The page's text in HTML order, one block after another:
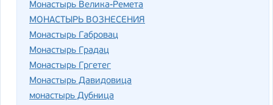
Монастырь Велика-Ремета
МОНАСТЫРЬ ВОЗНЕСЕНИЯ
Монастырь Габровац
Монастырь Градац
Монастырь Гргетег
Монастырь Давидовица
монастырь Дубница